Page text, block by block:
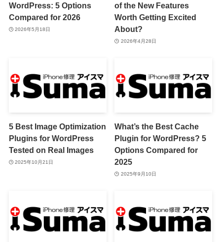
WordPress: 5 Options
Compared for 2026
2026年5月18日
of the New Features
Worth Getting Excited
About?
2026年4月28日
5 Best Image Optimization
Plugins for WordPress
Tested on Real Images
2025年10月21日
What’s the Best Cache
Plugin for WordPress? 5
Options Compared for
2025
2025年9月10日